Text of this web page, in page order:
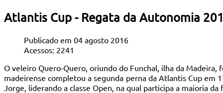
Atlantis Cup - Regata da Autonomia
Publicado em 04 agosto 2016
Acessos: 2241
O veleiro Quero-Quero, oriundo do Funchal, ilha da
madeirense completou a segunda perna da Atlantis Cup em
Jorge, liderando a classe Open, na qual participa a maioria